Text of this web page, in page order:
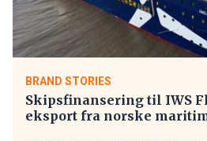
BRAND STORIES
Skipsfinansering til IWS
eksport fra norske